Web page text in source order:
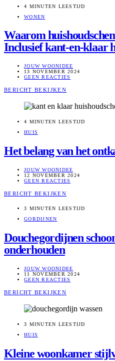
4 MINUTEN LEESTIJD
WONEN
Waarom
Inclusief kant-en-klaar
JOUW WOONIDEE
13 NOVEMBER 2024
GEEN REACTIES
BERICHT BEKIJKEN
4 MINUTEN LEESTIJD
HUIS
Het belang van het
JOUW WOONIDEE
12 NOVEMBER 2024
GEEN REACTIES
BERICHT BEKIJKEN
3 MINUTEN LEESTIJD
GORDIJNEN
Douchegordijnen
onderhouden
JOUW WOONIDEE
11 NOVEMBER 2024
GEEN REACTIES
BERICHT BEKIJKEN
3 MINUTEN LEESTIJD
HUIS
Kleine woonkamer